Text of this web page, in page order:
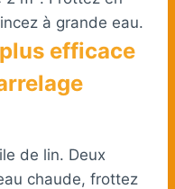
à grande eau.
efficace
de lin. Deux
chaude, frottez